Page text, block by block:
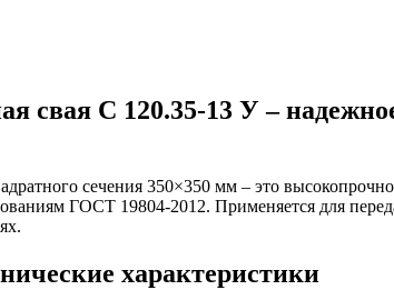
свая С 120.35-13 У –
сечения 350×350 мм – это
ГОСТ 19804-2012. Применяется для
характеристики